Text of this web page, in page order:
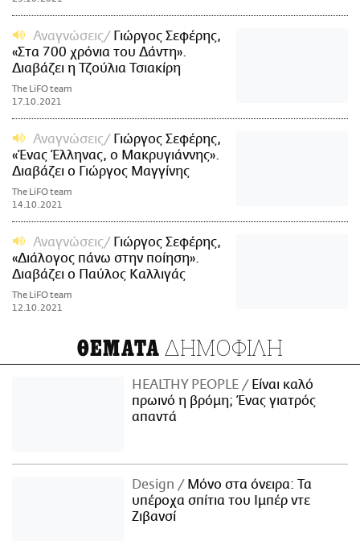
Αναγνώσεις
Γιώργος Σεφέρης,
«Στα 700 χρόνια του Δάντη».
Διαβάζει η Τζούλια Τσιακίρη
The LiFO team
17.10.2021
Αναγνώσεις
Γιώργος Σεφέρης,
«Ένας Έλληνας, ο Μακρυγιάννης».
Διαβάζει ο Γιώργος Μαγγίνης
The LiFO team
14.10.2021
Αναγνώσεις
Γιώργος Σεφέρης,
«Διάλογος πάνω στην ποίηση».
Διαβάζει ο Παύλος Καλλιγάς
The LiFO team
12.10.2021
ΘΕΜΑΤΑ ΔΗΜΟΦΙΛΗ
HEALTHY PEOPLE
Είναι καλό
πρωινό η βρόμη; Ένας γιατρός
απαντά
Design
Μόνο στα όνειρα: Τα
υπέροχα σπίτια του Ιμπέρ ντε
Ζιβανσί